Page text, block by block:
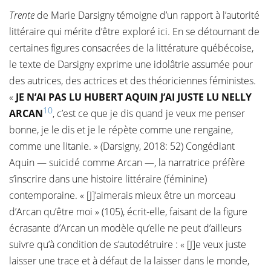
Trente de Marie Darsigny témoigne d’un rapport à l’autorité
littéraire qui mérite d’être exploré ici. En se détournant de
certaines figures consacrées de la littérature québécoise,
le texte de Darsigny exprime une idolâtrie assumée pour
des autrices, des actrices et des théoriciennes féministes.
« JE N’AI PAS LU HUBERT AQUIN J’AI JUSTE LU NELLY
ARCAN10, c’est ce que je dis quand je veux me penser
bonne, je le dis et je le répète comme une rengaine,
comme une litanie. » (Darsigny, 2018: 52) Congédiant
Aquin — suicidé comme Arcan —, la narratrice préfère
s’inscrire dans une histoire littéraire (féminine)
contemporaine. « [J]’aimerais mieux être un morceau
d’Arcan qu’être moi » (105), écrit-elle, faisant de la figure
écrasante d’Arcan un modèle qu’elle ne peut d’ailleurs
suivre qu’à condition de s’autodétruire : « [J]e veux juste
laisser une trace et à défaut de la laisser dans le monde,